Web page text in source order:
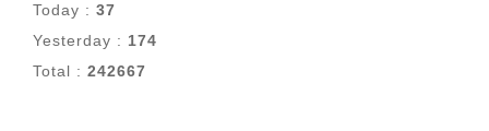
Today : 37
Yesterday : 174
Total : 242667